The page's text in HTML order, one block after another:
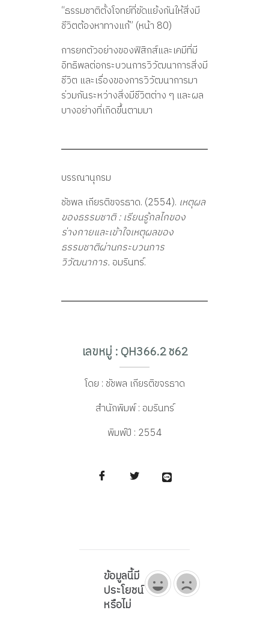
ผ
ล
ข
อ
ง
ธ
ร
ร
“ธรรมชาติตั้งโจทย์ที่ขัดแย้งกันให้สิ่งมี
ชีวิตต้องหาทางแก้” (หน้า 80)
การยกตัวอย่างของฟิสิกส์และเคมีที่มี
อิทธิพลต่อกระบวนการวิวัฒนาการสิ่งมี
ชีวิต และเรื่องของการวิวัฒนาการมา
ร่วมกันระหว่างสิ่งมีชีวิตต่าง ๆ และผล
บางอย่างที่เกิดขึ้นตามมา
บรรณานุกรม
ชัชพล เกียรติขจรธาด. (2554). เหตุผล
ของธรรมชาติ : เรียนรู้กลไกของ
ร่างกายและเข้าใจเหตุผลของ
ธรรมชาติผ่านกระบวนการ
วิวัฒนาการ. อมรินทร์.
เลขหมู่ : QH366.2 ช62
โดย : ชัชพล เกียรติขจรธาด
สำนักพิมพ์ : อมรินทร์
พิมพ์ปี : 2554
ข้อมูลนี้มี
ประโยชน์
หรือไม่